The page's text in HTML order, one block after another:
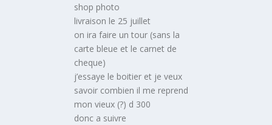
shop photo
livraison le 25 juillet
on ira faire un tour (sans la
carte bleue et le carnet de
cheque)
j’essaye le boitier et je veux
savoir combien il me reprend
mon vieux (?) d 300
donc a suivre